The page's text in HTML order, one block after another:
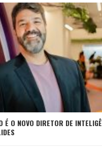
É O NOVO DIRETOR DE